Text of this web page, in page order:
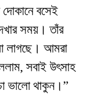
বসেই
সময়। তাঁর
লাগছে। আমরা
সবাই উৎসাহ
ভালো থাকুন।”